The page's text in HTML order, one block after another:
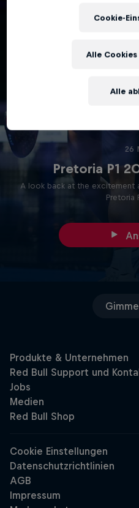
26
Pretoria P1
A look back at the excitement
Pretoria
Cookie-
Alle
Alle